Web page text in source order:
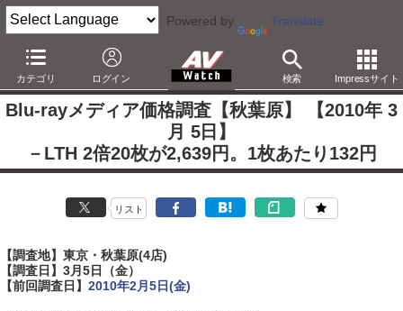
Powered by Translate
カテゴリ ログイン 検索 Impressサイト
AV Watch 製品 記録メディア BD
Blu-rayメディア価格調査【秋葉原】 【2010年 3
月 5日】
－LTH 2倍20枚が2,639円。1枚あたり132円
リスト
【調査地】東京・秋葉原(4店)
【調査日】3月5日（金）
【前回調査日】 2010年2月5日(金)